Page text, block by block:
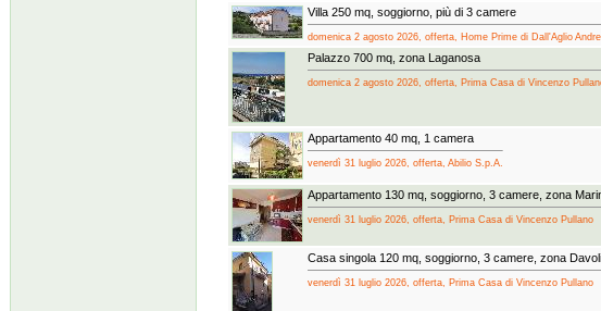
Villa 250 mq, soggiorno, più di 3 camere
domenica 2 agosto 2026, offerta, Home Prime di Dall'Aglio
Palazzo 700 mq, zona Laganosa
domenica 2 agosto 2026, offerta, Prima Casa di Vincenzo
Appartamento 40 mq, 1 camera
venerdì 31 luglio 2026, offerta, Abilio S.p.A.
Appartamento 130 mq, soggiorno, 3 camere, zona
venerdì 31 luglio 2026, offerta, Prima Casa di Vincenzo Pullano
Casa singola 120 mq, soggiorno, 3 camere, zona
venerdì 31 luglio 2026, offerta, Prima Casa di Vincenzo Pullano